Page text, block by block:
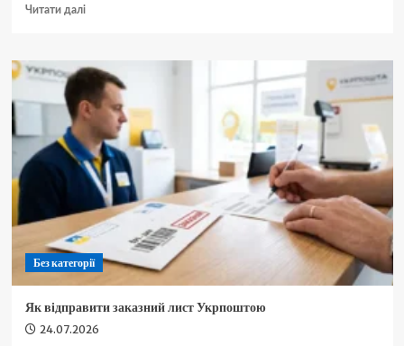
Читати даліДокладніше
липня:
яке
сьогодні
церковне
свято,
про
що
моляться
Богородиці
та
головні
заборони
дня
Без категорії
Як відправити заказний лист Укрпоштою
24.07.2026